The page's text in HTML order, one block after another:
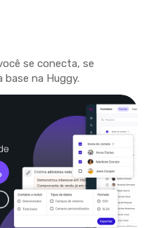
se conecta, se
base na Huggy.